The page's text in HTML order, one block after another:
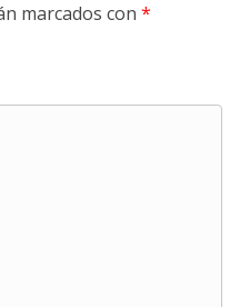
marcados con *